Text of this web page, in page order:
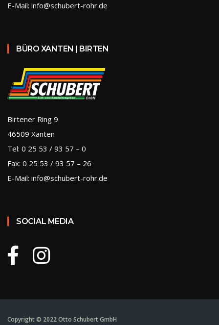
E-Mail: info@schubert-rohr.de
BÜRO XANTEN | BIRTEN
Birtener Ring 9
46509 Xanten
Tel: 0 25 53 / 93 57 – 0
Fax: 0 25 53 / 93 57 – 26
E-Mail: info@schubert-rohr.de
SOCIAL MEDIA
Copyright © 2022 Otto Schubert GmbH